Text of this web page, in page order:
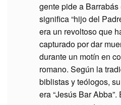
gente pide a
significa “hijo del
era un revoltoso que
capturado por dar
durante un motín en
romano. Según la
biblistas y teólogos,
era “Jesús Bar